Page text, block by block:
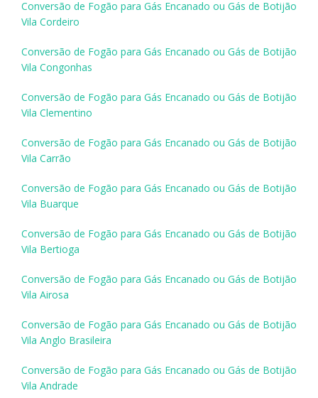
Conversão de Fogão para Gás Encanado ou Gás de Botijão
Vila Cordeiro
Conversão de Fogão para Gás Encanado ou Gás de Botijão
Vila Congonhas
Conversão de Fogão para Gás Encanado ou Gás de Botijão
Vila Clementino
Conversão de Fogão para Gás Encanado ou Gás de Botijão
Vila Carrão
Conversão de Fogão para Gás Encanado ou Gás de Botijão
Vila Buarque
Conversão de Fogão para Gás Encanado ou Gás de Botijão
Vila Bertioga
Conversão de Fogão para Gás Encanado ou Gás de Botijão
Vila Airosa
Conversão de Fogão para Gás Encanado ou Gás de Botijão
Vila Anglo Brasileira
Conversão de Fogão para Gás Encanado ou Gás de Botijão
Vila Andrade